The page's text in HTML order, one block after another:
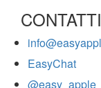
CONTATTI
EasyChat
@easy_apple